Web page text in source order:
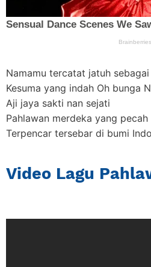
Namamu tercatat jatuh
Kesuma yang indah Oh bunga
Aji jaya sakti nan sejati
Pahlawan merdeka yang
Terpencar tersebar di bumi
Video Lagu